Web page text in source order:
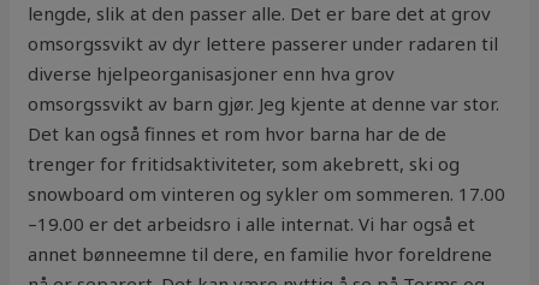
lengde, slik at den passer alle. Det er bare det at grov
omsorgssvikt av dyr lettere passerer under radaren til
diverse hjelpeorganisasjoner enn hva grov
omsorgssvikt av barn gjør. Jeg kjente at denne var stor.
Det kan også finnes et rom hvor barna har de de
trenger for fritidsaktiviteter, som akebrett, ski og
snowboard om vinteren og sykler om sommeren. 17.00
–19.00 er det arbeidsro i alle internat. Vi har også et
annet bønneemne til dere, en familie hvor foreldrene